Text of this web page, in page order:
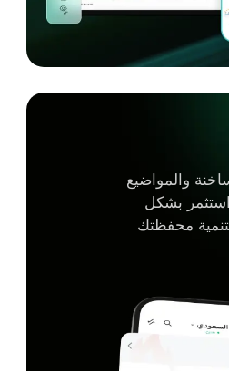
والمواضيع
واستثمر بشكل
محفظتك